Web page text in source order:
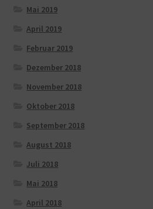
Mai 2019
April 2019
Februar 2019
Dezember 2018
November 2018
Oktober 2018
September 2018
August 2018
Juli 2018
Mai 2018
April 2018